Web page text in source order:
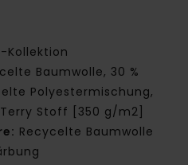
Kollektion
Baumwolle, 30 %
Polyestermischung,
Stoff [350 g/m2]
Recycelte Baumwolle